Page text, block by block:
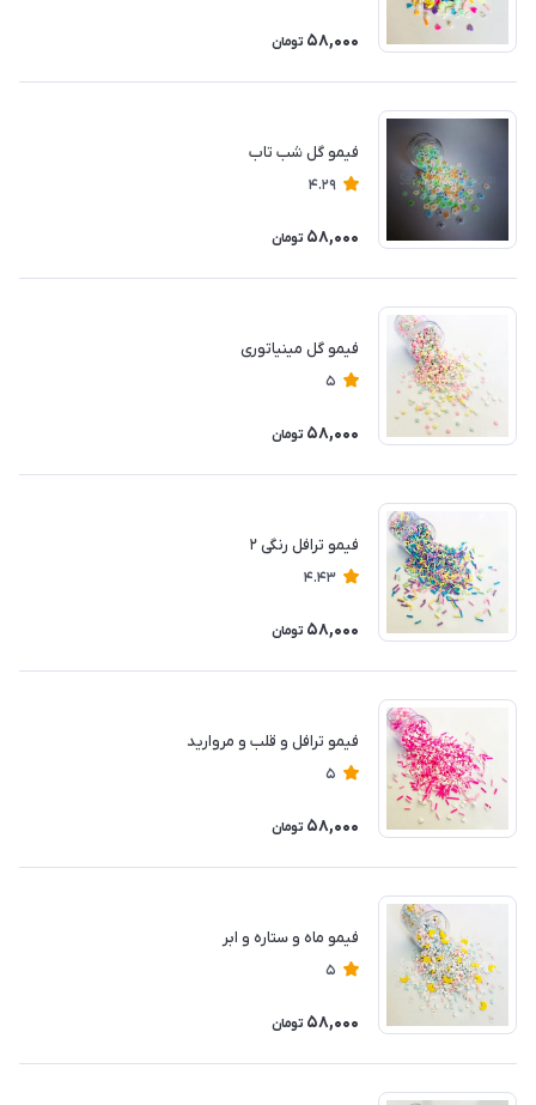
58,000 تومان
فیمو‌ گل شب تاب
4.29
58,000 تومان
فیمو گل مینیاتوری
5
58,000 تومان
فیمو ترافل رنگی ۲
4.43
58,000 تومان
فیمو ترافل و قلب و مروارید
5
58,000 تومان
فیمو ماه و ستاره و ابر
5
58,000 تومان